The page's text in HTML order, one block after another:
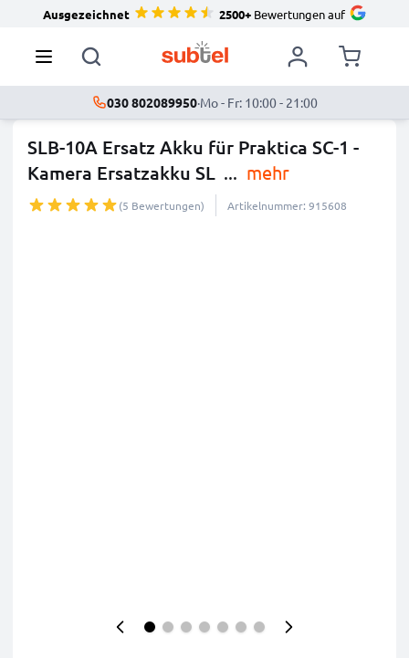
Ausgezeichnet 2500+Bewertungen auf
030 802089950·Mo - Fr: 10:00 - 21:00
SLB-10A Ersatz Akku für Praktica SC-1 -
Kamera Ersatzakku SL ... mehr
(5 Bewertungen) Artikelnummer: 915608